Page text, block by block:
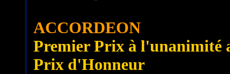
ACCORDEON
Premier Prix à l'unanimité
Prix d'Honneur